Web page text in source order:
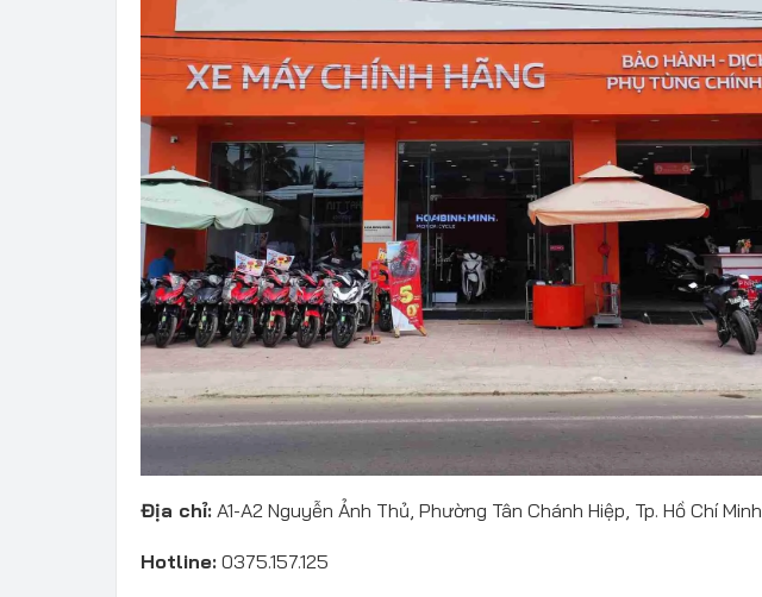
Địa chỉ: A1-A2 Nguyễn Ảnh Thủ, Phường Tân Chánh Hiệp, Tp. Hồ Chí Minh
Hotline: 0375.157.125